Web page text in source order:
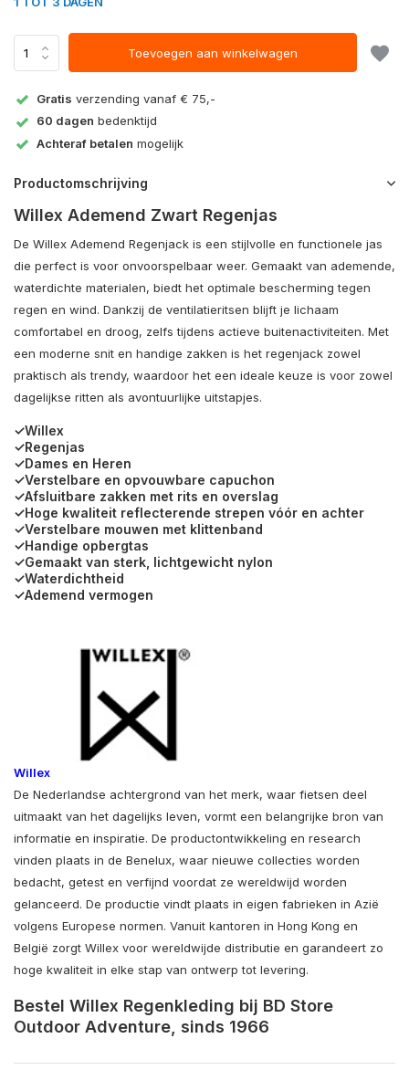
Toevoegen aan winkelwagen
Gratis verzending vanaf € 75,-
60 dagen bedenktijd
Achteraf betalen mogelijk
Productomschrijving
Willex Ademend Zwart Regenjas
De Willex Ademend Regenjack is een stijlvolle en functionele jas
die perfect is voor onvoorspelbaar weer. Gemaakt van ademende,
waterdichte materialen, biedt het optimale bescherming tegen
regen en wind. Dankzij de ventilatieritsen blijft je lichaam
comfortabel en droog, zelfs tijdens actieve buitenactiviteiten. Met
een moderne snit en handige zakken is het regenjack zowel
praktisch als trendy, waardoor het een ideale keuze is voor zowel
dagelijkse ritten als avontuurlijke uitstapjes.
✓Willex
✓Regenjas
✓Dames en Heren
✓Verstelbare en opvouwbare capuchon
✓Afsluitbare zakken met rits en overslag
✓Hoge kwaliteit reflecterende strepen vóór en achter
✓Verstelbare mouwen met klittenband
✓Handige opbergtas
✓Gemaakt van sterk, lichtgewicht nylon
✓Waterdichtheid
✓Ademend vermogen
Willex
De Nederlandse achtergrond van het merk, waar fietsen deel
uitmaakt van het dagelijks leven, vormt een belangrijke bron van
informatie en inspiratie. De productontwikkeling en research
vinden plaats in de Benelux, waar nieuwe collecties worden
bedacht, getest en verfijnd voordat ze wereldwijd worden
gelanceerd. De productie vindt plaats in eigen fabrieken in Azië
volgens Europese normen. Vanuit kantoren in Hong Kong en
België zorgt Willex voor wereldwijde distributie en garandeert zo
hoge kwaliteit in elke stap van ontwerp tot levering.
Bestel Willex Regenkleding bij BD Store
Outdoor Adventure, sinds 1966